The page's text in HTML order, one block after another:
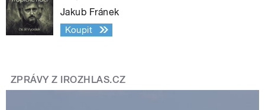
Jakub Fránek
Koupit
ZPRÁVY Z IROZHLAS.CZ